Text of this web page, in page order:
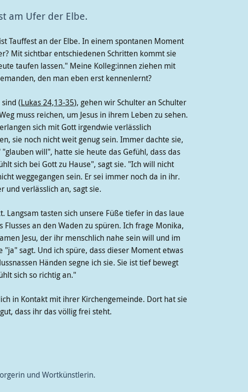
am Ufer der Elbe.
Tauffest an der Elbe. In einem spontanen Moment
Mit sichtbar entschiedenen Schritten kommt sie
taufen lassen." Meine Kolleg:innen ziehen mit
den man eben erst kennenlernt?
(Lukas 24,13-35), gehen wir Schulter an Schulter
muss reichen, um Jesus in ihrem Leben zu sehen.
sich mit Gott irgendwie verlässlich
sie noch nicht weit genug sein. Immer dachte sie,
will", hatte sie heute das Gefühl, dass das
sich bei Gott zu Hause", sagt sie. "Ich will nicht
weggegangen sein. Er sei immer noch da in ihr.
und verlässlich an, sagt sie.
Langsam tasten sich unsere Füße tiefer in das laue
an den Waden zu spüren. Ich frage Monika,
Jesu, der ihr menschlich nahe sein will und im
sagt. Und ich spüre, dass dieser Moment etwas
Händen segne ich sie. Sie ist tief bewegt
sich so richtig an."
in Kontakt mit ihrer Kirchengemeinde. Dort hat sie
dass ihr das völlig frei steht.
und Wortkünstlerin.